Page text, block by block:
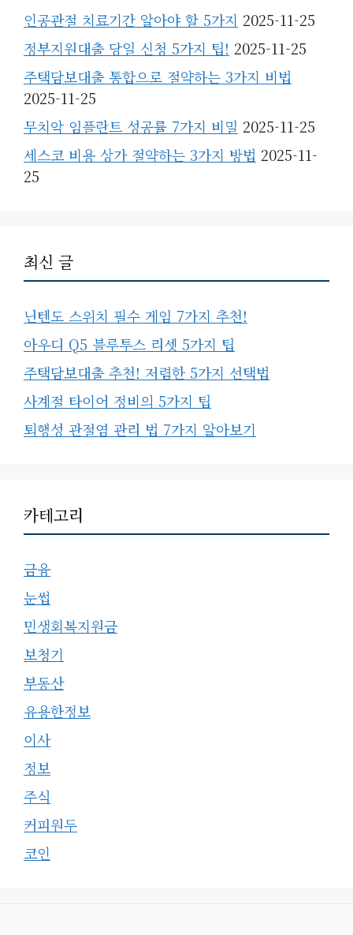
인공관절 치료기간 알아야 할 5가지 2025-11-25
정부지원대출 당일 신청 5가지 팁! 2025-11-25
주택담보대출 통합으로 절약하는 3가지 비법
2025-11-25
무치악 임플란트 성공률 7가지 비밀 2025-11-25
세스코 비용 상가 절약하는 3가지 방법 2025-11-
25
최신 글
닌텐도 스위치 필수 게임 7가지 추천!
아우디 Q5 블루투스 리셋 5가지 팁
주택담보대출 추천! 저렴한 5가지 선택법
사계절 타이어 정비의 5가지 팁
퇴행성 관절염 관리 법 7가지 알아보기
카테고리
금융
눈썹
민생회복지원금
보청기
부동산
유용한정보
이사
정보
주식
커피원두
코인